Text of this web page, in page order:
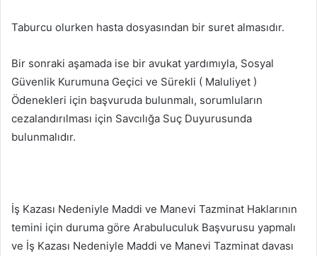
Taburcu olurken hasta dosyasından bir suret almasıdır.
Bir sonraki aşamada ise bir avukat yardımıyla, Sosyal
Güvenlik Kurumuna Geçici ve Sürekli ( Maluliyet )
Ödenekleri için başvuruda bulunmalı, sorumluların
cezalandırılması için Savcılığa Suç Duyurusunda
bulunmalıdır.
İş Kazası Nedeniyle Maddi ve Manevi Tazminat Haklarının
temini için duruma göre Arabuluculuk Başvurusu yapmalı
ve İş Kazası Nedeniyle Maddi ve Manevi Tazminat davası